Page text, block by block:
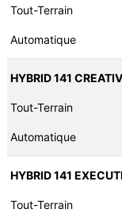
Tout-Terrain
Automatique
HYBRID 141
Tout-Terrain
Automatique
HYBRID 141
Tout-Terrain